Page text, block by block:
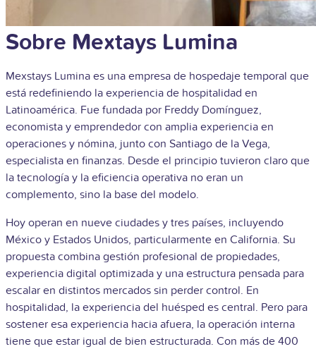
Sobre Mextays Lumina
Mexstays Lumina es una empresa de hospedaje temporal que
está redefiniendo la experiencia de hospitalidad en
Latinoamérica. Fue fundada por Freddy Domínguez,
economista y emprendedor con amplia experiencia en
operaciones y nómina, junto con Santiago de la Vega,
especialista en finanzas. Desde el principio tuvieron claro que
la tecnología y la eficiencia operativa no eran un
complemento, sino la base del modelo.
Hoy operan en nueve ciudades y tres países, incluyendo
México y Estados Unidos, particularmente en California. Su
propuesta combina gestión profesional de propiedades,
experiencia digital optimizada y una estructura pensada para
escalar en distintos mercados sin perder control. En
hospitalidad, la experiencia del huésped es central. Pero para
sostener esa experiencia hacia afuera, la operación interna
tiene que estar igual de bien estructurada. Con más de 400